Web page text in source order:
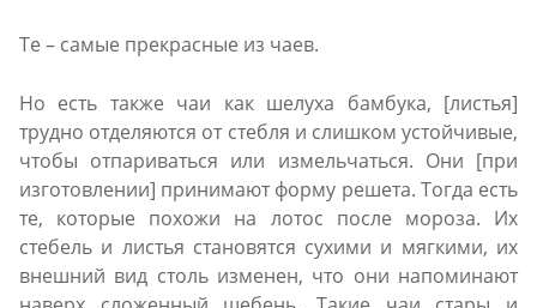
Те – самые прекрасные из чаев.
Но есть также чаи как шелуха бамбука, [листья]
трудно отделяются от стебля и слишком устойчивые,
чтобы отпариваться или измельчаться. Они [при
изготовлении] принимают форму решета. Тогда есть
те, которые похожи на лотос после мороза. Их
стебель и листья становятся сухими и мягкими, их
внешний вид столь изменен, что они напоминают